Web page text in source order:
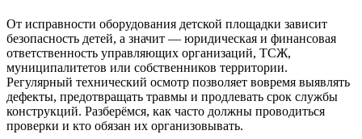
От исправности оборудования детской площадки зависит
безопасность детей, а значит — юридическая и финансовая
ответственность управляющих организаций, ТСЖ,
муниципалитетов или собственников территории.
Регулярный технический осмотр позволяет вовремя выявлять
дефекты, предотвращать травмы и продлевать срок службы
конструкций. Разберёмся, как часто должны проводиться
проверки и кто обязан их организовывать.